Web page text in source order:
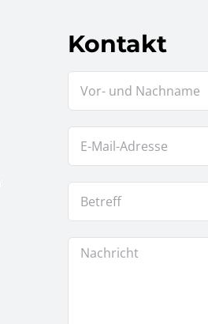
Kontakt